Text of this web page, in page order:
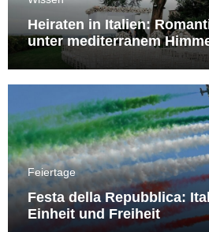
Heiraten in Italien:
unter mediterranem
Feiertage
Festa della Repubblica:
Einheit und Freiheit